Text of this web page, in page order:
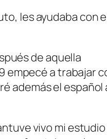
les ayudaba con
de aquella
empecé a trabajar
además el español
vivo mi